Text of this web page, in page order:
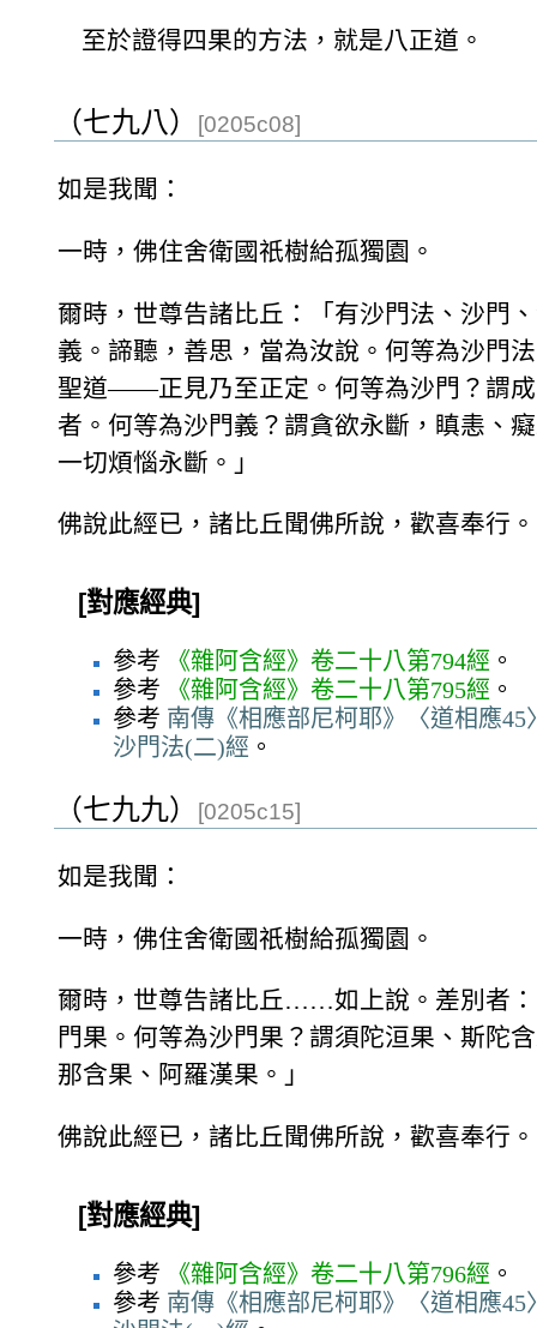
至於證得四果的方法，就是八正道。
（七九八） [0205c08]
如是我聞：
一時，佛住舍衛國祇樹給孤獨園。
爾時，世尊告諸比丘：「有沙門法、沙門
義。諦聽，善思，當為汝說。何等為沙門
聖道——正見乃至正定。何等為沙門？謂
者。何等為沙門義？謂貪欲永斷，瞋恚、
一切煩惱永斷。」
佛說此經已，諸比丘聞佛所說，歡喜奉行。
[對應經典]
參考 《雜阿含經》卷二十八第794經 。
參考
《雜阿含經》卷二十八第795經 。
參考 南傳《相應部尼柯耶》〈道相應45
沙門法(二)經 。
（七九九） [0205c15]
如是我聞：
一時，佛住舍衛國祇樹給孤獨園。
爾時，世尊告諸比丘……如上說。差別者
門果。何等為沙門果？謂須陀洹果、斯陀
那含果、阿羅漢果。」
佛說此經已，諸比丘聞佛所說，歡喜奉行。
[對應經典]
參考 《雜阿含經》卷二十八第796經 。
參考 南傳《相應部尼柯耶》〈道相應45